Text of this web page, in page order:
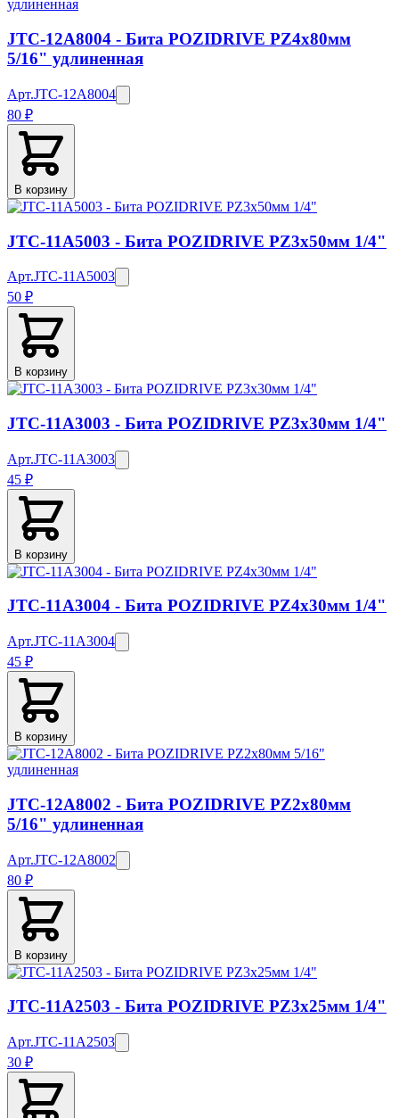
JTC-12A8004 - Бита POZIDRIVE PZ4х80мм
5/16" удлиненная
Арт.JTC-12A8004
80 ₽
В корзину
JTC-11A5003 - Бита POZIDRIVE PZ3х50мм 1/4"
Арт.JTC-11A5003
50 ₽
В корзину
JTC-11A3003 - Бита POZIDRIVE PZ3х30мм 1/4"
Арт.JTC-11A3003
45 ₽
В корзину
JTC-11A3004 - Бита POZIDRIVE PZ4х30мм 1/4"
Арт.JTC-11A3004
45 ₽
В корзину
JTC-12A8002 - Бита POZIDRIVE PZ2х80мм
5/16" удлиненная
Арт.JTC-12A8002
80 ₽
В корзину
JTC-11A2503 - Бита POZIDRIVE PZ3х25мм 1/4"
Арт.JTC-11A2503
30 ₽